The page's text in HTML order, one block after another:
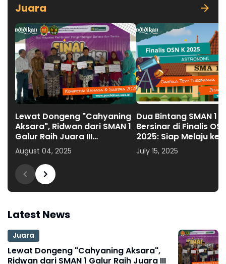
Juara
Lewat Dongeng "Cahyaning
Aksara", Ridwan dari SMAN 1
Galur Raih Juara III
Mendongeng
August 04, 2025
Dua Bintang SMAN 1
Bersinar di Finalis
2025: Siap Melaju ke
Provinsi DIY
July 15, 2025
Latest News
Juara
Lewat Dongeng "Cahyaning Aksara",
Ridwan dari SMAN 1 Galur Raih Juara III